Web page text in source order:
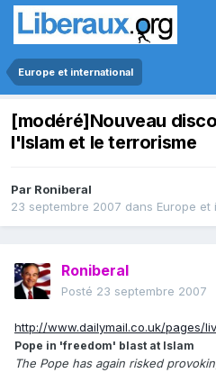
Europe et international
[modéré]Nouveau
l'Islam et le terrorisme
Par Roniberal
23 septembre 2007 dans Europe et
Roniberal
Posté 23 septembre 2007
http://www.dailymail.co.uk/pages/
Pope in 'freedom' blast at Islam
The Pope has again risked